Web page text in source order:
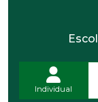
Individual